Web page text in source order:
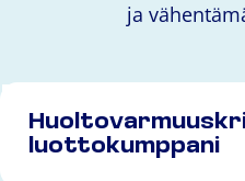
ja
luottokumppani